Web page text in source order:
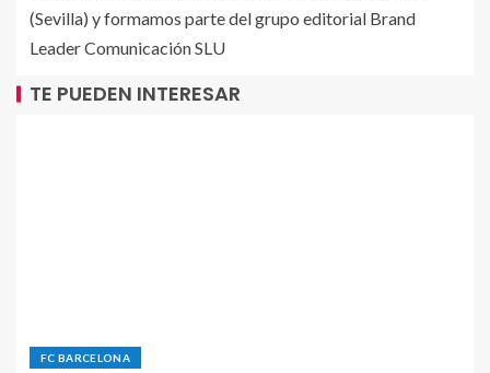
(Sevilla) y formamos parte del grupo editorial Brand
Leader Comunicación SLU
TE PUEDEN INTERESAR
FC BARCELONA